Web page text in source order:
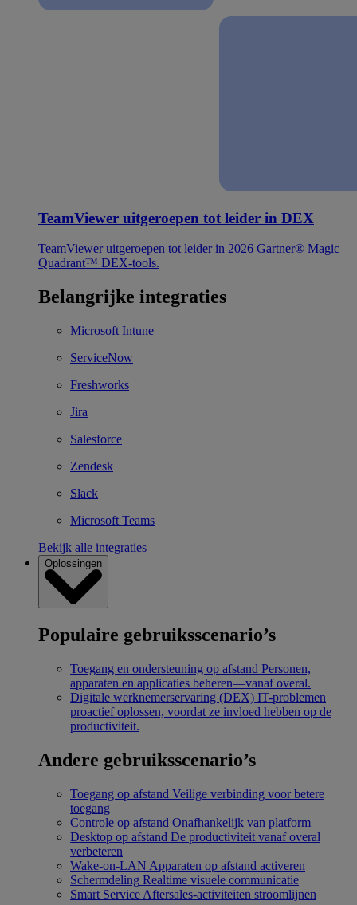
TeamViewer uitgeroepen tot leider in DEX
TeamViewer uitgeroepen tot leider in 2026 Gartner® Magic
Quadrant™ DEX-tools.
Belangrijke integraties
Microsoft Intune
ServiceNow
Freshworks
Jira
Salesforce
Zendesk
Slack
Microsoft Teams
Bekijk alle integraties
Oplossingen
Populaire gebruiksscenario’s
Toegang en ondersteuning op afstand Personen,
apparaten en applicaties beheren—vanaf overal.
Digitale werknemerservaring (DEX) IT-problemen
proactief oplossen, voordat ze invloed hebben op de
productiviteit.
Andere gebruiksscenario’s
Toegang op afstand Veilige verbinding voor betere
toegang
Controle op afstand Onafhankelijk van platform
Desktop op afstand De productiviteit vanaf overal
verbeteren
Wake-on-LAN Apparaten op afstand activeren
Schermdeling Realtime visuele communicatie
Smart Service Aftersales-activiteiten stroomlijnen